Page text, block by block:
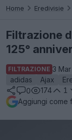
Home Eredivisie
Filtrazione
125°
FILTRAZIONE 3
adidas
Ajax
0
174 1
Aggiungi come